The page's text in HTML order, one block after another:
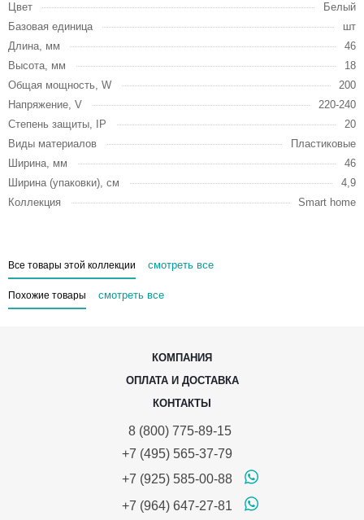
Цвет
Белый
Базовая единица
шт
Длина, мм
46
Высота, мм
18
Общая мощность, W
200
Напряжение, V
220-240
Степень защиты, IP
20
Виды материалов
Пластиковые
Ширина, мм
46
Ширина (упаковки), см
4,9
Коллекция
Smart home
Все товары этой коллекции смотреть все
Похожие товары смотреть все
КОМПАНИЯ
ОПЛАТА И ДОСТАВКА
КОНТАКТЫ
8 (800) 775-89-15
+7 (495) 565-37-79
+7 (925) 585-00-88
+7 (964) 647-27-81